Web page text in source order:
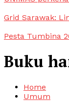
Grid Sarawak:
Pesta Tumbina
Buku
Home
Umum